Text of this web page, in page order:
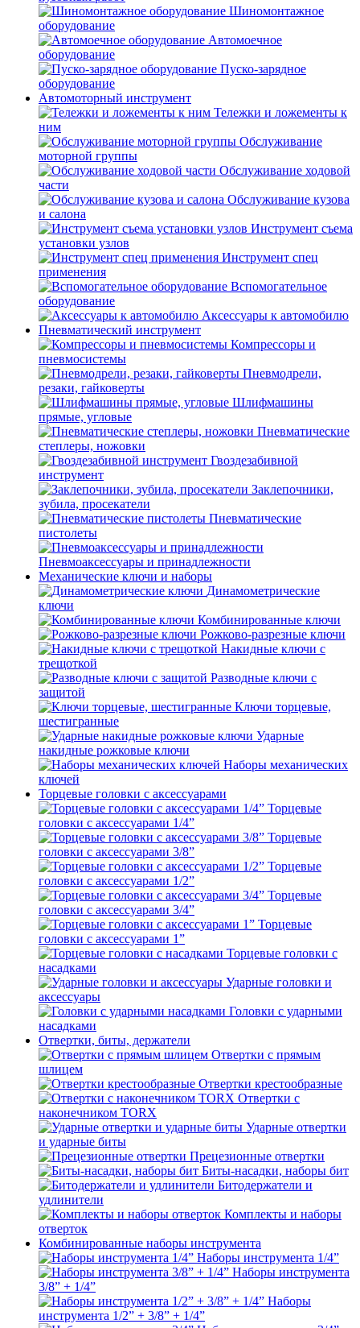
Шиномонтажное
оборудование
Автомоечное
оборудование
Пуско-зарядное
оборудование
Автомоторный инструмент
Тележки и ложементы к
ним
Обслуживание
моторной группы
Обслуживание ходовой
части
Обслуживание кузова
и салона
Инструмент съема
установки узлов
Инструмент спец
применения
Вспомогательное
оборудование
Аксессуары к автомобилю
Пневматический инструмент
Компрессоры и
пневмосистемы
Пневмодрели,
резаки, гайковерты
Шлифмашины
прямые, угловые
Пневматические
степлеры, ножовки
Гвоздезабивной
инструмент
Заклепочники,
зубила, просекатели
Пневматические
пистолеты
Пневмоаксессуары и принадлежности
Механические ключи и наборы
Динамометрические
ключи
Комбинированные ключи
Рожково-разрезные ключи
Накидные ключи с
трещоткой
Разводные ключи с
защитой
Ключи торцевые,
шестигранные
Ударные
накидные рожковые ключи
Наборы механических
ключей
Торцевые головки с аксессуарами
Торцевые
головки с аксессуарами 1/4”
Торцевые
головки с аксессуарами 3/8”
Торцевые
головки с аксессуарами 1/2”
Торцевые
головки с аксессуарами 3/4”
Торцевые
головки с аксессуарами 1”
Торцевые головки с
насадками
Ударные головки и
аксессуары
Головки с ударными
насадками
Отвертки, биты, держатели
Отвертки с прямым
шлицем
Отвертки крестообразные
Отвертки с
наконечником TORX
Ударные отвертки
и ударные биты
Прецезионные отвертки
Биты-насадки, наборы бит
Битодержатели и
удлинители
Комплекты и наборы
отверток
Комбинированные наборы инструмента
Наборы инструмента 1/4”
Наборы инструмента
3/8” + 1/4”
Наборы
инструмента 1/2” + 3/8” + 1/4”